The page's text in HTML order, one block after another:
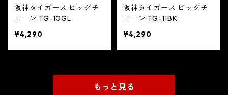
阪神タイガース ビッグチ
ェーン TG-10GL
¥4,290
阪神タイガース ビッグチ
ェーン TG-11BK
¥4,290
もっと見る